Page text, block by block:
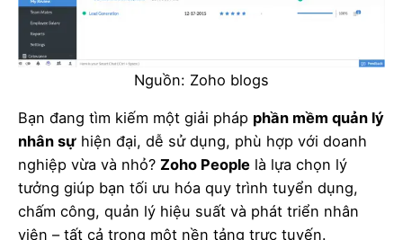
Nguồn: Zoho blogs
Bạn đang tìm kiếm một giải pháp phần mềm quản lý
nhân sự hiện đại, dễ sử dụng, phù hợp với doanh
nghiệp vừa và nhỏ? Zoho People là lựa chọn lý
tưởng giúp bạn tối ưu hóa quy trình tuyển dụng,
chấm công, quản lý hiệu suất và phát triển nhân
viên – tất cả trong một nền tảng trực tuyến.